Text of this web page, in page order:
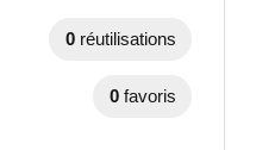
0 réutilisations
0 favoris